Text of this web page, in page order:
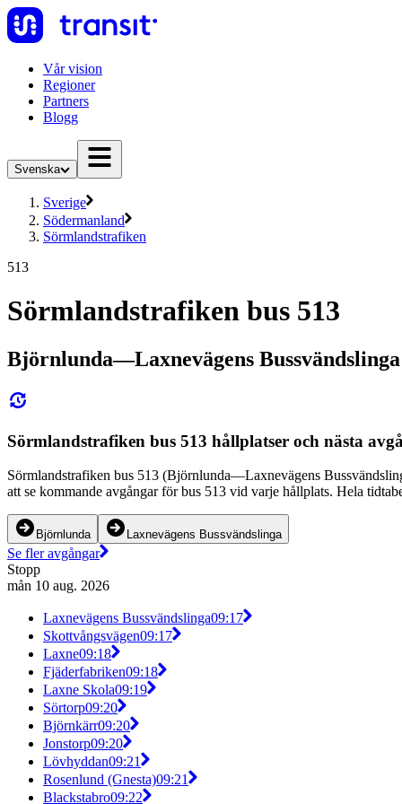
Vår vision
Regioner
Partners
Blogg
Svenska
Sverige
Södermanland
Sörmlandstrafiken
513
Sörmlandstrafiken bus 513
Björnlunda—Laxnevägens Bussvändslinga
Sörmlandstrafiken bus 513 hållplatser och nästa
Sörmlandstrafiken bus 513 (Björnlunda—Laxnevägens
att se kommande avgångar för bus 513 vid varje hållplats. Hela
Björnlunda Laxnevägens Bussvändslinga
Se fler avgångar
Stopp
mån 10 aug. 2026
Laxnevägens Bussvändslinga09:17
Skottvångsvägen09:17
Laxne09:18
Fjäderfabriken09:18
Laxne Skola09:19
Sörtorp09:20
Björnkärr09:20
Jonstorp09:20
Lövhyddan09:21
Rosenlund (Gnesta)09:21
Blackstabro09:22